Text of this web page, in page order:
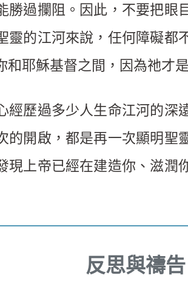
勝過攔阻。因此，不要把眼
靈的江河來說，任何障礙都
和耶穌基督之間，因為祂才
經歷過多少人生命江河的深
的開啟，都是再一次顯明聖
現上帝已經在建造你、滋潤
反思與禱告